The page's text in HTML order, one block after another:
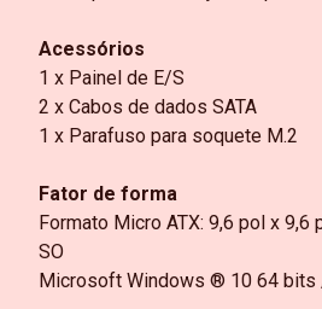
Acessórios
1 x Painel de E/S
2 x Cabos de dados SATA
1 x Parafuso para soquete M.2
Fator de forma
Formato Micro ATX: 9,6 pol x 9,6
SO
Microsoft Windows ® 10 64 bits